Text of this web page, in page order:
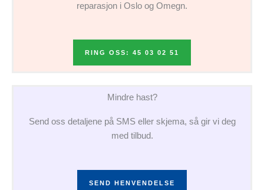
reparasjon i Oslo og Omegn.
RING OSS: 45 03 02 51
Mindre hast?
Send oss detaljene på SMS eller skjema, så gir vi deg
med tilbud.
SEND HENVENDELSE